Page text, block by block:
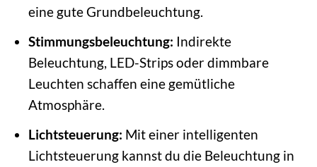
eine gute Grundbeleuchtung.
Stimmungsbeleuchtung: Indirekte
Beleuchtung, LED-Strips oder dimmbare
Leuchten schaffen eine gemütliche
Atmosphäre.
Lichtsteuerung: Mit einer intelligenten
Lichtsteuerung kannst du die Beleuchtung in